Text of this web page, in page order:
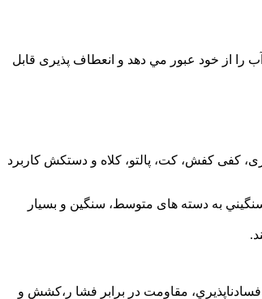
را از خود عبور مي دهد و انعطاف پذيری قابل
كفی كفش، كت، پالتو، كلاه و دستكش كاربرد
به دسته های متوسط، سنگين و بسيار
فسادناپذيري، مقاومت در برابر فشا ر،كشش و